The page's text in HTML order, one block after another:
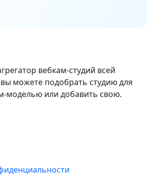
вебкам-студий всей
можете подобрать студию для
моделью или добавить свою.